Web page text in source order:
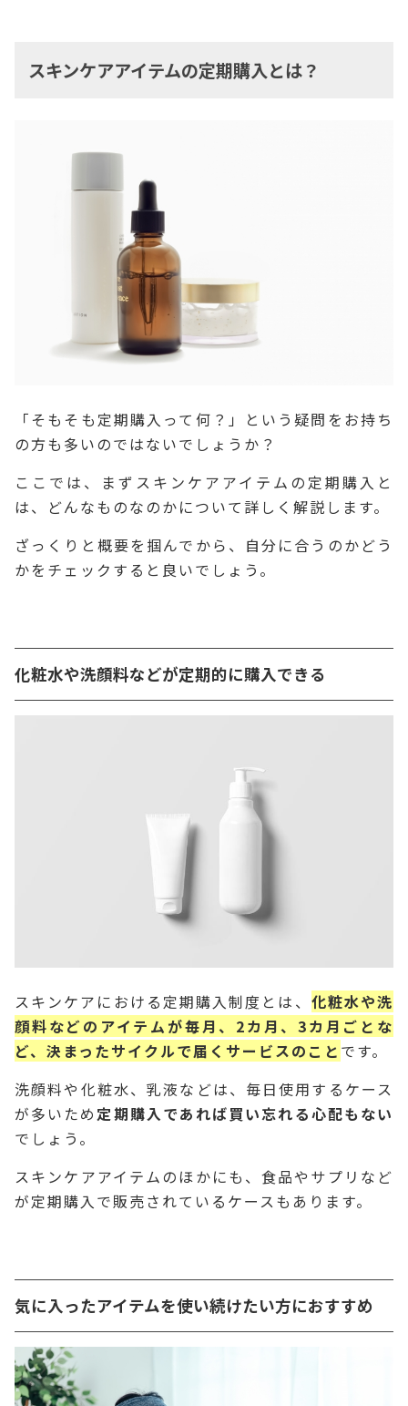
スキンケアアイテムの定期購入とは？
「そもそも定期購入って何？」という疑問をお持ち
の方も多いのではないでしょうか？
ここでは、まずスキンケアアイテムの定期購入と
は、どんなものなのかについて詳しく解説します。
ざっくりと概要を掴んでから、自分に合うのかどう
かをチェックすると良いでしょう。
化粧水や洗顔料などが定期的に購入できる
スキンケアにおける定期購入制度とは、 化粧水や洗
顔料などのアイテムが毎月、2カ月、3カ月ごとな
ど、決まったサイクルで届くサービスのこと です。
洗顔料や化粧水、乳液などは、毎日使用するケース
が多いため定期購入であれば買い忘れる心配もない
でしょう。
スキンケアアイテムのほかにも、食品やサプリなど
が定期購入で販売されているケースもあります。
気に入ったアイテムを使い続けたい方におすすめ